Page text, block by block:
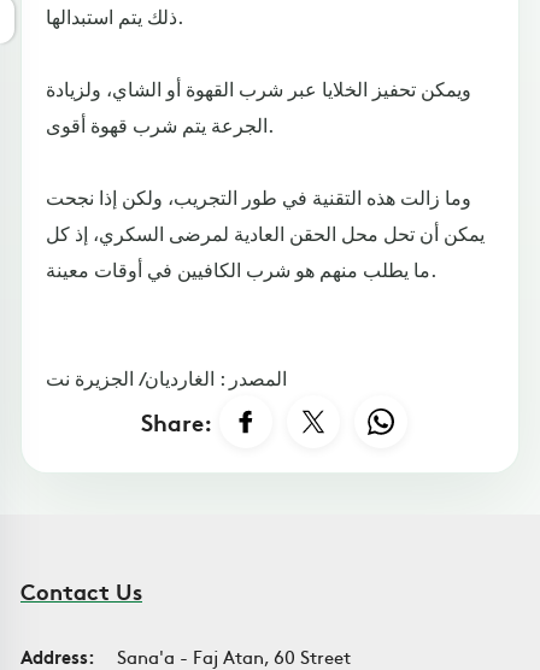
ذلك يتم استبدالها.
ويمكن تحفيز الخلايا عبر شرب القهوة أو الشاي، ولزيادة
الجرعة يتم شرب قهوة أقوى.
وما زالت هذه التقنية في طور التجريب، ولكن إذا نجحت
يمكن أن تحل محل الحقن العادية لمرضى السكري، إذ كل
ما يطلب منهم هو شرب الكافيين في أوقات معينة.
المصدر : الغارديان/ الجزيرة نت
Share:
Contact Us
Address:
Sana'a - Faj Atan, 60 Street